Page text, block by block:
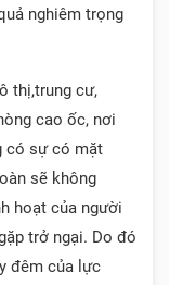
nghiêm trọng
thị,trung cư,
cao ốc, nơi
có sự có mặt
sẽ không
hoạt của người
trở ngại. Do đó
đêm của lực